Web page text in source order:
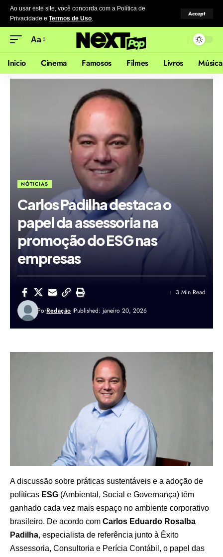
Ao usar este site, você concorda com a Política de
Privacidade e Termos de Uso.
Accept
Aa
Inicio Cinema Famosos Filmes Livros Música
NÓTICIAS
Carlos Padilha destaca o
papel da assessoria na
promoção do ESG nas
empresas
PorRedação Published: janeiro 20, 2026
3 Min Read
A discussão sobre práticas sustentáveis e a adoção de
políticas ESG (Ambiental, Social e Governança) têm
ganhado cada vez mais espaço no ambiente corporativo
brasileiro. De acordo com Carlos Eduardo Rosalba
Padilha, especialista de referência junto à Êxito
Assessoria, Consultoria e Perícia Contábil, o papel das